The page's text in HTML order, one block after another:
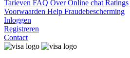
Tarieven FAQ OverOnline chat Ratings
Voorwaarden Help Fraudebescherming
Inloggen
Registreren
Contact